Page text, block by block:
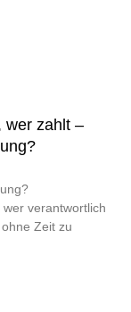
wer zahlt –
verantwortlich
Zeit zu